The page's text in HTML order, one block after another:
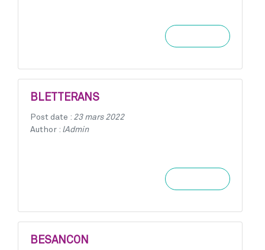
BLETTERANS
Post date : 23 mars 2022
Author : lAdmin
BESANCON